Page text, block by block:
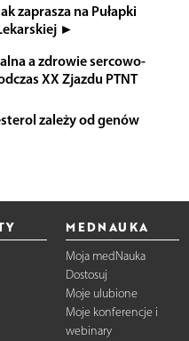
zaprasza na Pułapki
►
a zdrowie sercowo-
XX Zjazdu PTNT
zależy od genów
MEDNAUKA
Moja medNauka
Dostosuj
Moje ulubione
Moje konferencje i
webinary